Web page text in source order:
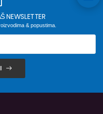
NEWSLETTER
& popustima.